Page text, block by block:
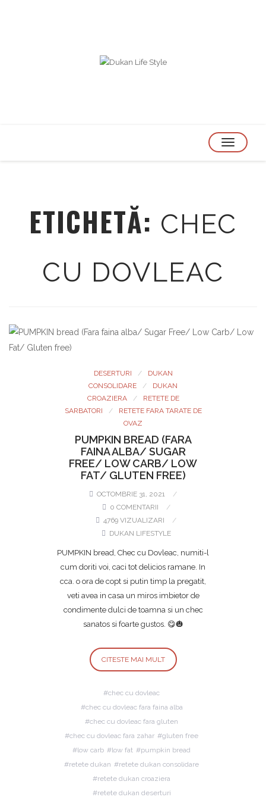
TOGGLE
ETICHETĂ: CHEC
CU DOVLEAC
DESERTURI
DUKAN
CONSOLIDARE
DUKAN
CROAZIERA
RETETE DE
SARBATORI
RETETE FARA TARATE DE
OVAZ
PUMPKIN BREAD (FARA
FAINA ALBA/ SUGAR
FREE/ LOW CARB/ LOW
FAT/ GLUTEN FREE)
OCTOMBRIE 31, 2021
0 COMENTARII
4769 VIZUALIZARI
DUKAN LIFESTYLE
PUMPKIN bread, Chec cu Dovleac, numiti-l
cum doriti voi, caci tot delicios ramane. In
cca. o ora de copt si putin timp la pregatit,
veti avea in casa un miros imbietor de
condimente dulci de toamna si un chec
sanatos si foarte gustos. 😋🎃
CITESTE MAI MULT
chec cu dovleac
chec cu dovleac fara faina alba
chec cu dovleac fara gluten
chec cu dovleac fara zahar
gluten free
low carb
low fat
pumpkin bread
retete dukan
retete dukan consolidare
retete dukan croaziera
retete dukan deserturi